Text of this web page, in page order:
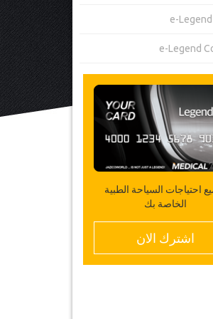
e-
e-Legend
احتياجات السياحة الطبية
الخاصة بك
اشترك الان